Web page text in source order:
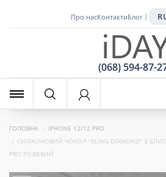
Про насКонтактиБлог |
(068) 594-87-
ГОЛОВНА
IPHONE 12/12 PRO
СИЛІКОНОВИЙ ЧОХОЛ "BLING DIAMOND" З
PRO РОЖЕВИЙ